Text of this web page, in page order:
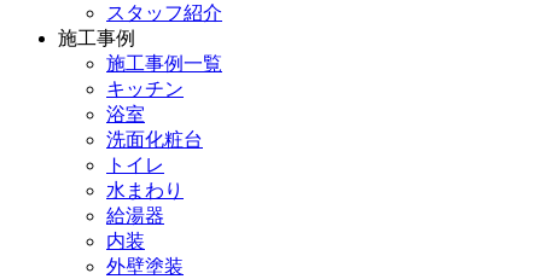
スタッフ紹介
施工事例
施工事例一覧
キッチン
浴室
洗面化粧台
トイレ
水まわり
給湯器
内装
外壁塗装